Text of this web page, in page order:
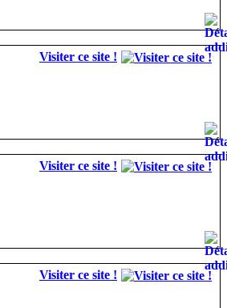
Visiter ce site !
Visiter ce site !
Visiter ce site !